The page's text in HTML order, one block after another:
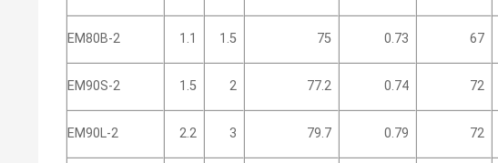
EM80B-2 1.1 1.5 75 0.73 67
EM90S-2 1.5 2 77.2 0.74 72
EM90L-2 2.2 3 79.7 0.79 72